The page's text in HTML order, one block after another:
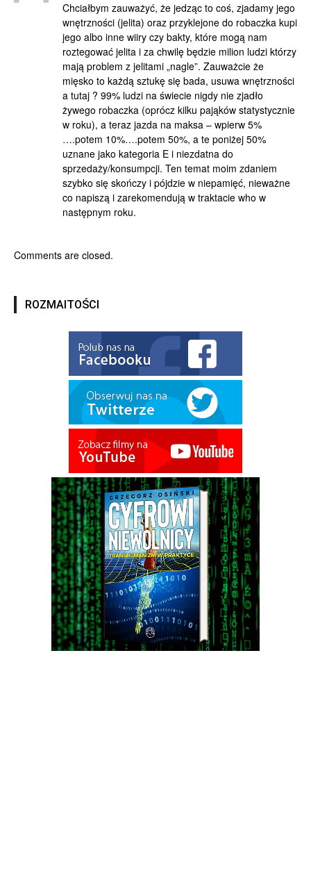
Chciałbym zauważyć, że jedząc to coś, zjadamy jego
wnętrzności (jelita) oraz przyklejone do robaczka kupi
jego albo inne wiiry czy bakty, które mogą nam
roztegować jelita i za chwilę będzie milion ludzi którzy
mają problem z jelitami „nagle”. Zauważcie że
mięsko to każdą sztukę się bada, usuwa wnętrzności
a tutaj ? 99% ludzi na świecie nigdy nie zjadło
żywego robaczka (oprócz kilku pająków statystycznie
w roku), a teraz jazda na maksa – wpierw 5%
….potem 10%….potem 50%, a te poniżej 50%
uznane jako kategoria E i niezdatna do
sprzedaży/konsumpcji. Ten temat moim zdaniem
szybko się skończy i pójdzie w niepamięć, nieważne
co napiszą i zarekomendują w traktacie who w
następnym roku.
Comments are closed.
ROZMAITOŚCI